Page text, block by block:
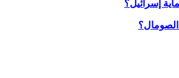
إسرائيل؟